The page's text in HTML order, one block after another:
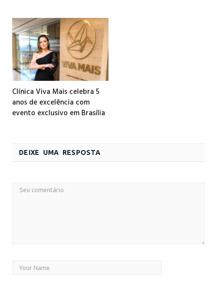
Clínica Viva Mais celebra 5
anos de excelência com
evento exclusivo em Brasília
DEIXE UMA RESPOSTA